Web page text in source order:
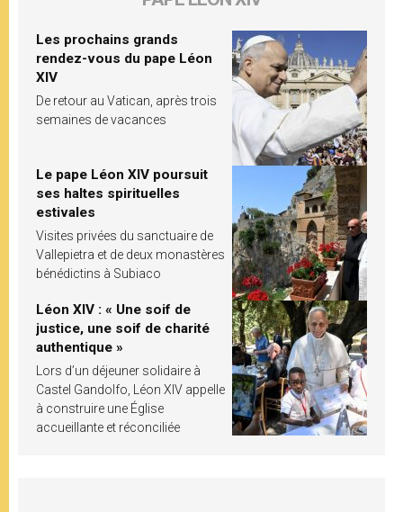
Les prochains grands
rendez-vous du pape Léon
XIV
De retour au Vatican, après trois
semaines de vacances
Le pape Léon XIV poursuit
ses haltes spirituelles
estivales
Visites privées du sanctuaire de
Vallepietra et de deux monastères
bénédictins à Subiaco
Léon XIV : « Une soif de
justice, une soif de charité
authentique »
Lors d’un déjeuner solidaire à
Castel Gandolfo, Léon XIV appelle
à construire une Église
accueillante et réconciliée